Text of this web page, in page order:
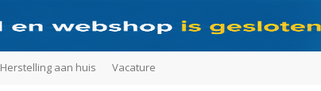
Herstelling aan huis Vacature